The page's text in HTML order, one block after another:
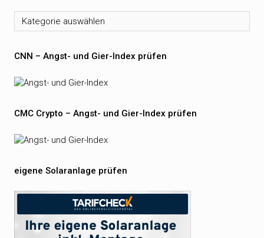
Kategorien
CNN – Angst- und Gier-Index prüfen
CMC Crypto – Angst- und Gier-Index prüfen
eigene Solaranlage prüfen